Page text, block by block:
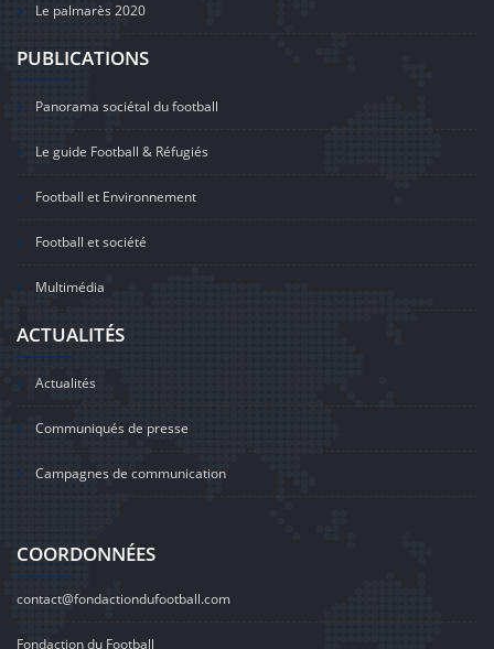
Le palmarès 2020
PUBLICATIONS
Panorama sociétal du football
Le guide Football & Réfugiés
Football et Environnement
Football et société
Multimédia
ACTUALITÉS
Actualités
Communiqués de presse
Campagnes de communication
COORDONNÉES
contact@fondactiondufootball.com
Fondaction du Football